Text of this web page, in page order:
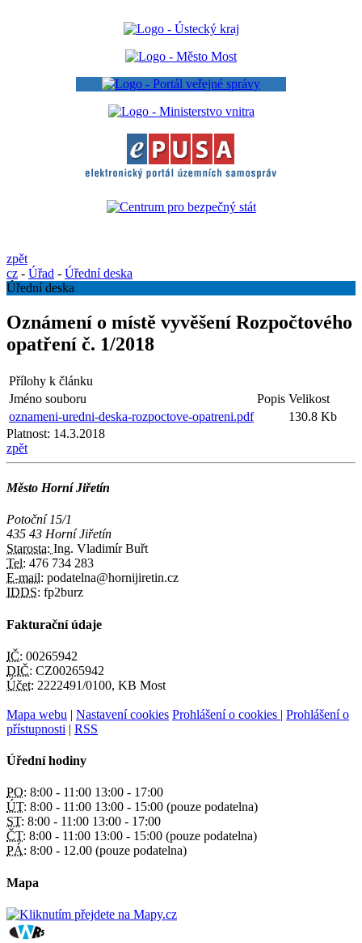
zpět
cz - Úřad - Úřední deska
Úřední deska
Oznámení o místě vyvěšení Rozpočtového
opatření č. 1/2018
Přílohy k článku
Jméno souboru
Popis Velikost
oznameni-uredni-deska-rozpoctove-opatreni.pdf
130.8 Kb
Platnost: 14.3.2018
zpět
Město Horní Jiřetín
Potoční 15/1
435 43 Horní Jiřetín
Starosta: Ing. Vladimír Buřt
Tel: 476 734 283
E-mail: podatelna@hornijiretin.cz
IDDS: fp2burz
Fakturační údaje
IČ: 00265942
DIČ: CZ00265942
Účet: 2222491/0100, KB Most
Mapa webu | Nastavení cookies Prohlášení o cookies | Prohlášení o
přístupnosti | RSS
Úřední hodiny
PO: 8:00 - 11:00 13:00 - 17:00
ÚT: 8:00 - 11:00 13:00 - 15:00 (pouze podatelna)
ST: 8:00 - 11:00 13:00 - 17:00
ČT: 8:00 - 11:00 13:00 - 15:00 (pouze podatelna)
PÁ: 8:00 - 12.00 (pouze podatelna)
Mapa